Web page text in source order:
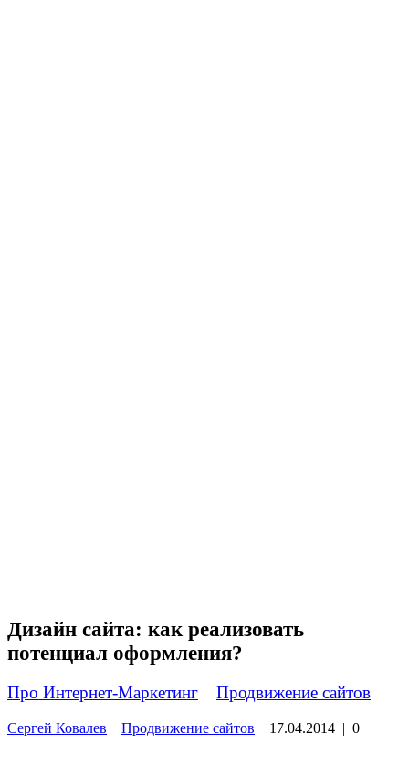
Дизайн сайта: как реализовать
потенциал оформления?
Про Интернет-Маркетинг Продвижение сайтов
Сергей Ковалев Продвижение сайтов 17.04.2014 | 0